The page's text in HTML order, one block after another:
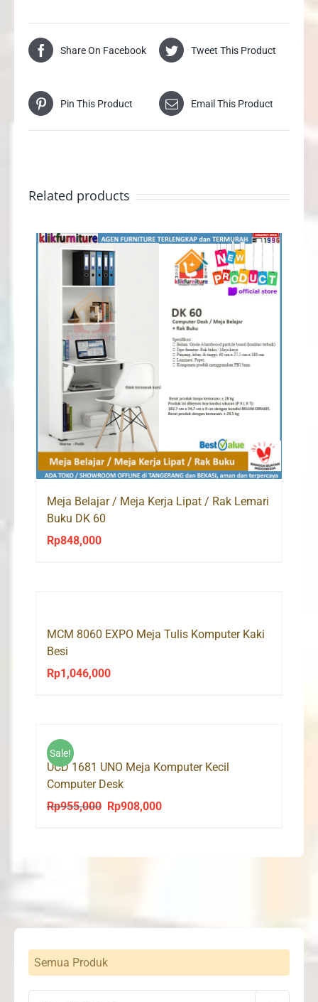
Share On Facebook Tweet This Product
Pin This Product Email This Product
Related products
Meja Belajar / Meja Kerja Lipat / Rak Lemari
Buku DK 60
Rp848,000
MCM 8060 EXPO Meja Tulis Komputer Kaki
Besi
Rp1,046,000
Sale!
UCD 1681 UNO Meja Komputer Kecil
Computer Desk
Rp955,000
Original
Rp908,000Current
Semua Produk